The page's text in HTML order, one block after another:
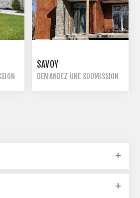
SAVOY
DEMANDEZ UNE SOUMISSION